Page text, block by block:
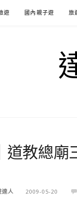
遊 國內親子遊 旅
道教總廟
達人 2009-05-20